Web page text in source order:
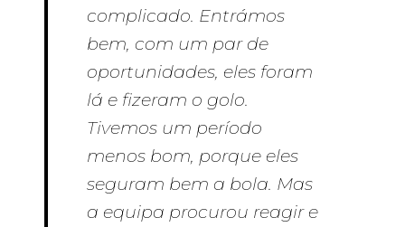
complicado. Entrámos
bem, com um par de
oportunidades, eles foram
lá e fizeram o golo.
Tivemos um período
menos bom, porque eles
seguram bem a bola. Mas
a equipa procurou reagir e